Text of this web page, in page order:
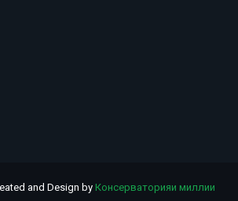
and Design by Консерваторияи миллии